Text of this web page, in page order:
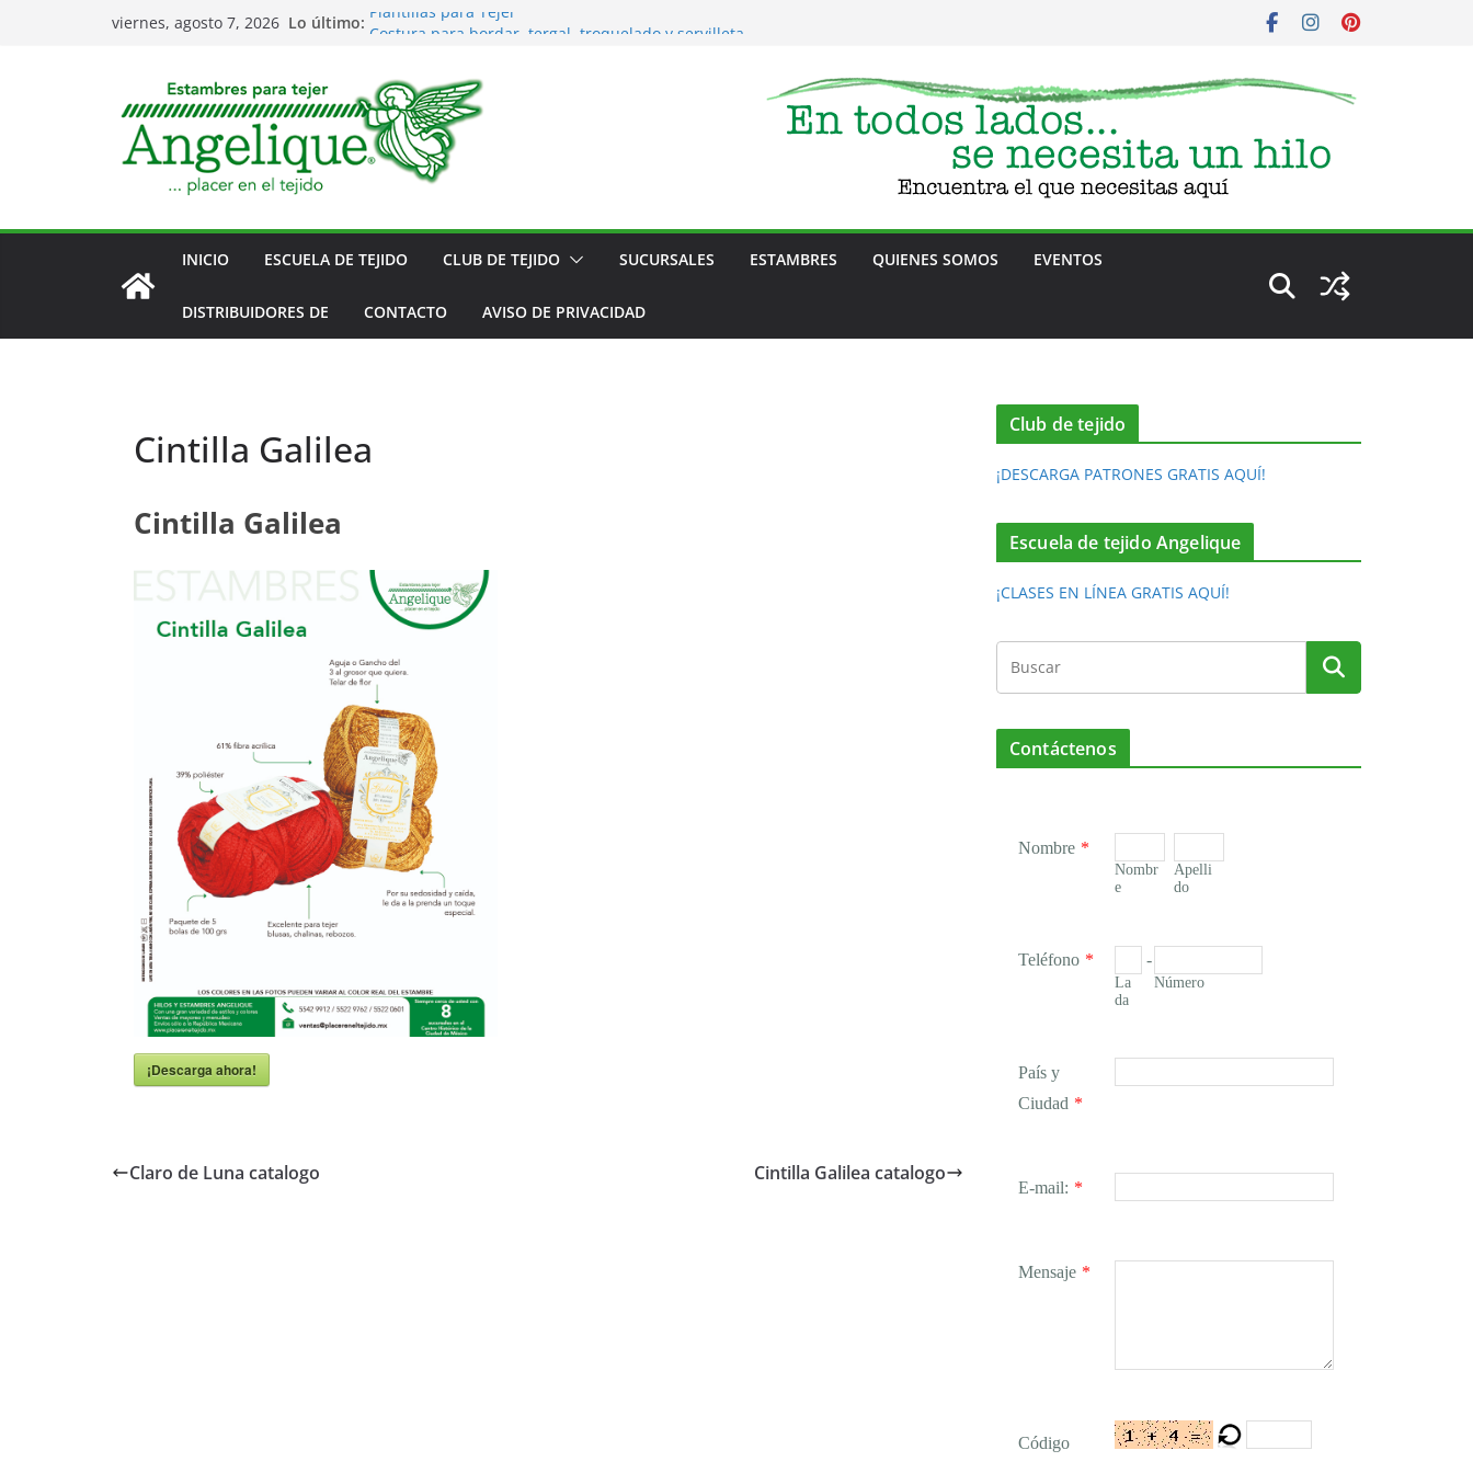
viernes, agosto 7, 2026 Lo último: Plantillas para Tejer
Club de Tejido
Accesorios para Tejido y Bordado
INICIO ESCUELA DE TEJIDO CLUB DE TEJIDO SUCURSALES ESTAMBRES QUIENES SOMOS EVENTOS
DISTRIBUIDORES DE CONTACTO AVISO DE PRIVACIDAD
Cintilla Galilea
Cintilla Galilea
¡Descarga ahora!
Claro de Luna catalogo Cintilla Galilea catalogo
Club de tejido
¡DESCARGA PATRONES GRATIS AQUÍ!
Escuela de tejido Angelique
¡CLASES EN LÍNEA GRATIS AQUÍ!
Contáctenos
Nombre *
Nombr
e
Apelli
do
Teléfono *
La
da
-
Número
País y
Ciudad *
E-mail: *
Mensaje *
Código